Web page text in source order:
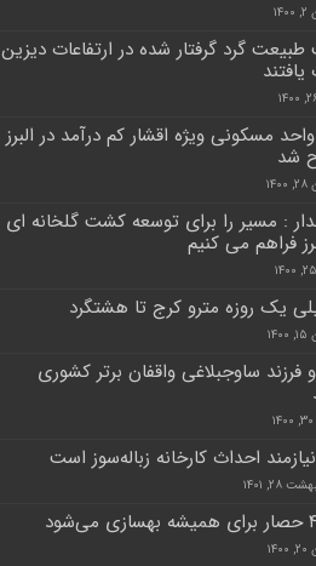
گرد گرفتار شده در ارتفاعات دیزین
واحد مسکونی ویژه اقشار کم درآمد در البرز
شد
: مسیر را برای توسعه کشت گلخانه ای
فراهم می کنیم
یک روزه مترو کرج تا هشتگرد
فرزند ساوجبلاغی واقفان برتر کشوری
احداث کارخانه زباله‌سوز است
۲۸, ۱۴۰۱